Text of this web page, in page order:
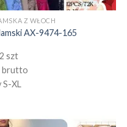
Z WŁOCH
AX-9474-165
szt
brutto
S-XL